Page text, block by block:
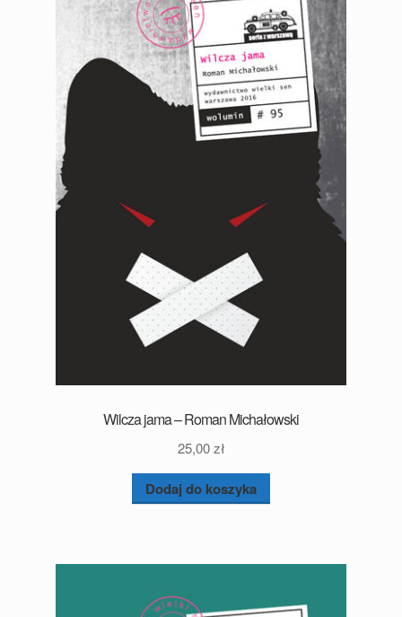
Wilcza jama – Roman Michałowski
25,00zł
Dodaj do koszyka